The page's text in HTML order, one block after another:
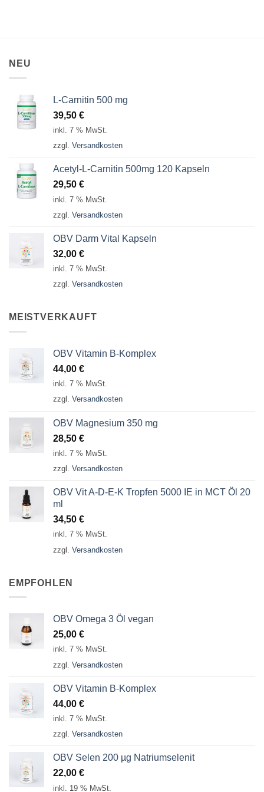
NEU
L-Carnitin 500 mg
39,50 €
inkl. 7 % MwSt.
zzgl. Versandkosten
Acetyl-L-Carnitin 500mg 120 Kapseln
29,50 €
inkl. 7 % MwSt.
zzgl. Versandkosten
OBV Darm Vital Kapseln
32,00 €
inkl. 7 % MwSt.
zzgl. Versandkosten
MEISTVERKAUFT
OBV Vitamin B-Komplex
44,00 €
inkl. 7 % MwSt.
zzgl. Versandkosten
OBV Magnesium 350 mg
28,50 €
inkl. 7 % MwSt.
zzgl. Versandkosten
OBV Vit A-D-E-K Tropfen 5000 IE in MCT Öl 20
ml
34,50 €
inkl. 7 % MwSt.
zzgl. Versandkosten
EMPFOHLEN
OBV Omega 3 Öl vegan
25,00 €
inkl. 7 % MwSt.
zzgl. Versandkosten
OBV Vitamin B-Komplex
44,00 €
inkl. 7 % MwSt.
zzgl. Versandkosten
OBV Selen 200 µg Natriumselenit
22,00 €
inkl. 19 % MwSt.